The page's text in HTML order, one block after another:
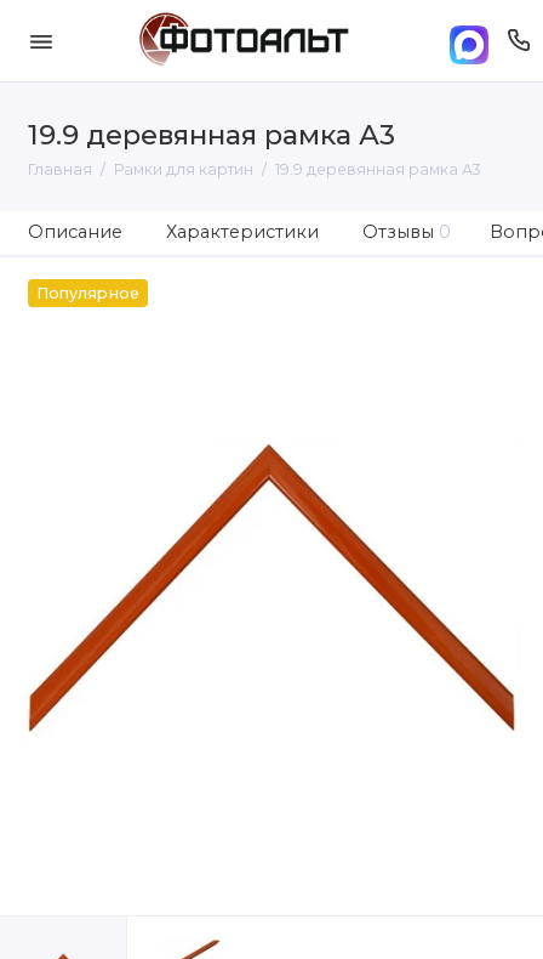
19.9 деревянная рамка А3
Главная Рамки для картин 19.9 деревянная рамка А3
Описание Характеристики Отзывы 0
Популярное